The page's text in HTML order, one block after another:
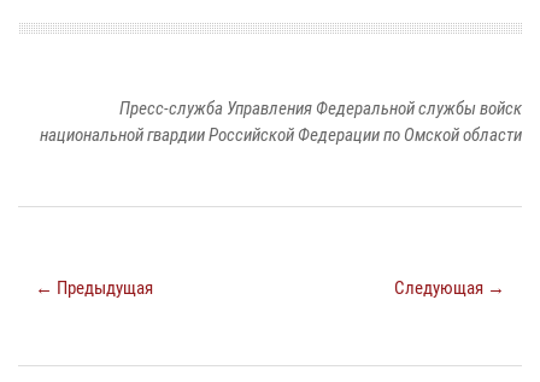
Пресс-служба Управления Федеральной службы войск
национальной гвардии Российской Федерации по Омской области
← Предыдущая Следующая →